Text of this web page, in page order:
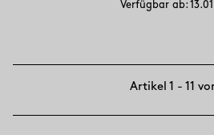
Verfügbar ab:
Artikel 1 - 11